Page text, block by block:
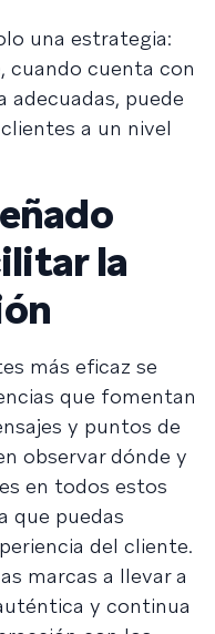
una estrategia:
cuando cuenta con
adecuadas, puede
a un nivel
la
más eficaz se
que fomentan
y puntos de
observar dónde y
en todos estos
que puedas
del cliente.
marcas a llevar a
y continua